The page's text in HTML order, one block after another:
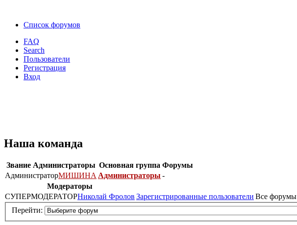
Список форумов
FAQ
Search
Пользователи
Регистрация
Вход
Наша команда
Звание Администраторы Основная группа Форумы
АдминистраторМИШИНА Администраторы -
Модераторы
СУПЕРМОДЕРАТОРНиколай Фролов Зарегистрированные пользователи Все форумы
Перейти: